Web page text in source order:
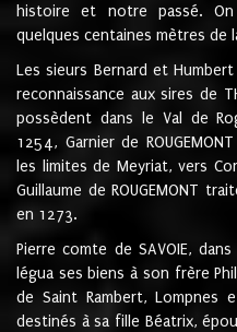
histoire et notre passé.
quelques centaines mètres de
Les sieurs Bernard et Humbert
reconnaissance aux sires de
possèdent dans le Val de
1254, Garnier de
les limites de Meyriat, vers
Guillaume de ROUGEMONT
en 1273.
Pierre comte de SAVOIE,
légua ses biens à son frère
de Saint Rambert, Lompnes
destinés à sa fille Béatrix,